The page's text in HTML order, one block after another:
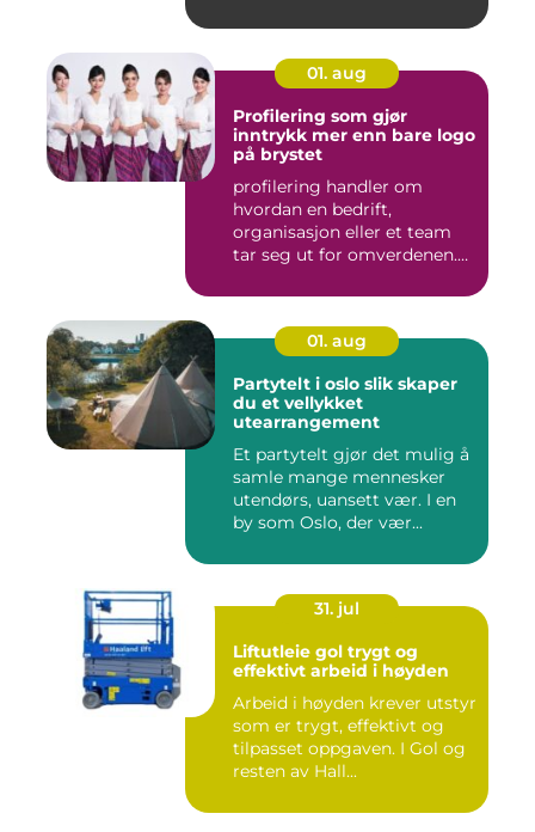
01. aug
Profilering som gjør
inntrykk mer enn bare logo
på brystet
profilering handler om
hvordan en bedrift,
organisasjon eller et team
tar seg ut for omverdenen.
01. aug
Partytelt i oslo slik skaper
du et vellykket
utearrangement
Et partytelt gjør det mulig å
samle mange mennesker
utendørs, uansett vær. I en
by som Oslo, der vær...
31. jul
Liftutleie gol trygt og
effektivt arbeid i høyden
Arbeid i høyden krever utstyr
som er trygt, effektivt og
tilpasset oppgaven. I Gol og
resten av Hall...